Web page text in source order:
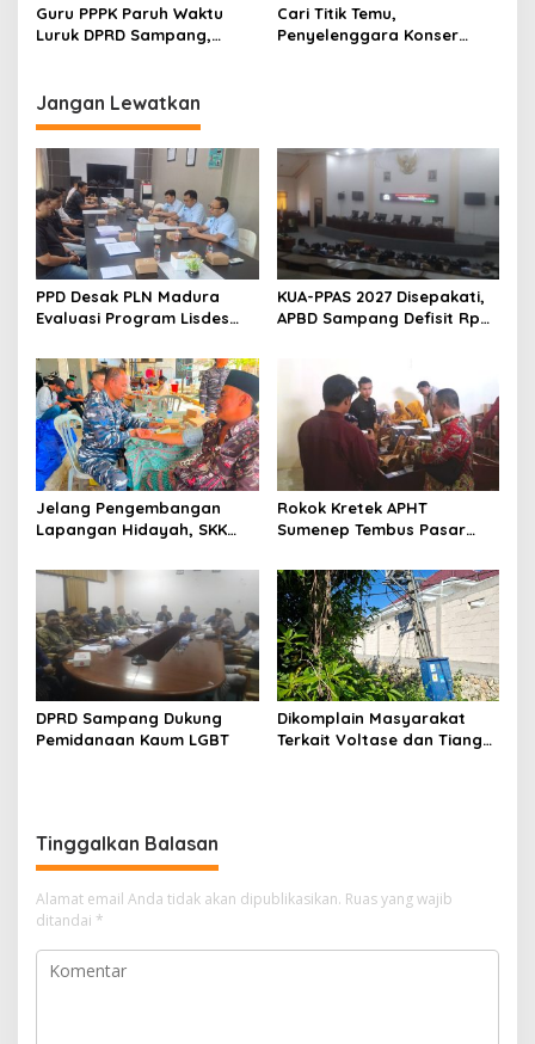
Masyarakat
Guru PPPK Paruh Waktu
Luruk DPRD Sampang,
Cari Titik Temu,
Penyelenggara Konser
Jangan Lewatkan
PPD Desak PLN Madura
Evaluasi Program Lisdes
KUA-PPAS 2027 Disepakati,
APBD Sampang Defisit Rp
Jelang Pengembangan
Lapangan Hidayah, SKK
Perkuat Sinergi dengan
Nelayan Sampang
Rokok Kretek APHT
Sumenep Tembus Pasar
DPRD Sampang Dukung
Pemidanaan Kaum LGBT
Dikomplain Masyarakat
Terkait Voltase dan Tiang
Tinggalkan Balasan
Alamat email Anda tidak akan dipublikasikan. Ruas yang wajib
ditandai *